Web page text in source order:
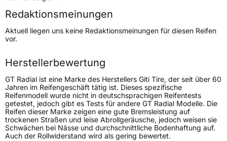
Höchstgeschwindigkeit
190 km/h
Lastindex88
Höchstlast560 kg
Generelle Merkmale
FahrzeugtypPKW
VerwendungWinterreifen
ModellnameIcepro 3
Redaktionsmeinungen
Aktuell liegen uns keine Redaktionsmeinungen für diesen Reifen
vor.
Herstellerbewertung
GT Radial ist eine Marke des Herstellers Giti Tire, der seit über 60
Jahren im Reifengeschäft tätig ist. Dieses spezifische
Reifenmodell wurde nicht in deutschsprachigen Reifentests
getestet, jedoch gibt es Tests für andere GT Radial Modelle. Die
Reifen dieser Marke zeigen eine gute Bremsleistung auf
trockenen Straßen und leise Abrollgeräusche, jedoch weisen sie
Schwächen bei Nässe und durchschnittliche Bodenhaftung auf.
Auch der Rollwiderstand wird als gering bewertet.